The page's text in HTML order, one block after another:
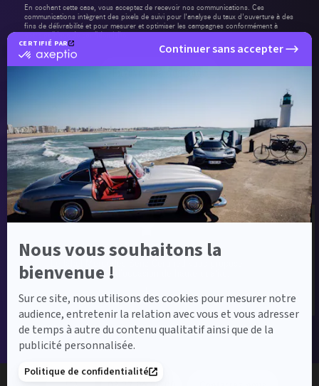
CERTIFIÉ PAR
certifié
sur
Axeptio
Continuer sans accepter
Nous vous souhaitons la
bienvenue !
Sur ce site, nous utilisons des cookies pour mesurer notre
audience, entretenir la relation avec vous et vous adresser
de temps à autre du contenu qualitatif ainsi que de la
publicité personnalisée.
Politique de confidentialité
En cochant cette case, vous acceptez de recevoir nos communications. Ces
communications intègrent des pixels de suivi pour l'analyse du taux d'ouverture à des
fins de délivrabilité et pour mesurer et optimiser les campagnes conformément à
notrepolitique de confidentialité.
Label Certified et Garanties
Label Certified
des voitures d’occasion de haute qualité.